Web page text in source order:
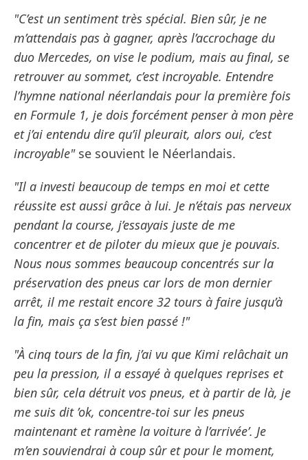
"C’est un sentiment très spécial. Bien sûr, je ne
m’attendais pas à gagner, après l’accrochage du
duo Mercedes, on vise le podium, mais au final, se
retrouver au sommet, c’est incroyable. Entendre
l’hymne national néerlandais pour la première fois
en Formule 1, je dois forcément penser à mon père
et j’ai entendu dire qu’il pleurait, alors oui, c’est
incroyable"se souvient le Néerlandais.
"Il a investi beaucoup de temps en moi et cette
réussite est aussi grâce à lui. Je n’étais pas nerveux
pendant la course, j’essayais juste de me
concentrer et de piloter du mieux que je pouvais.
Nous nous sommes beaucoup concentrés sur la
préservation des pneus car lors de mon dernier
arrêt, il me restait encore 32 tours à faire jusqu’à
la fin, mais ça s’est bien passé !"
"À cinq tours de la fin, j’ai vu que Kimi relâchait un
peu la pression, il a essayé à quelques reprises et
bien sûr, cela détruit vos pneus, et à partir de là, je
me suis dit ’ok, concentre-toi sur les pneus
maintenant et ramène la voiture à l’arrivée’. Je
m’en souviendrai à coup sûr et pour le moment,